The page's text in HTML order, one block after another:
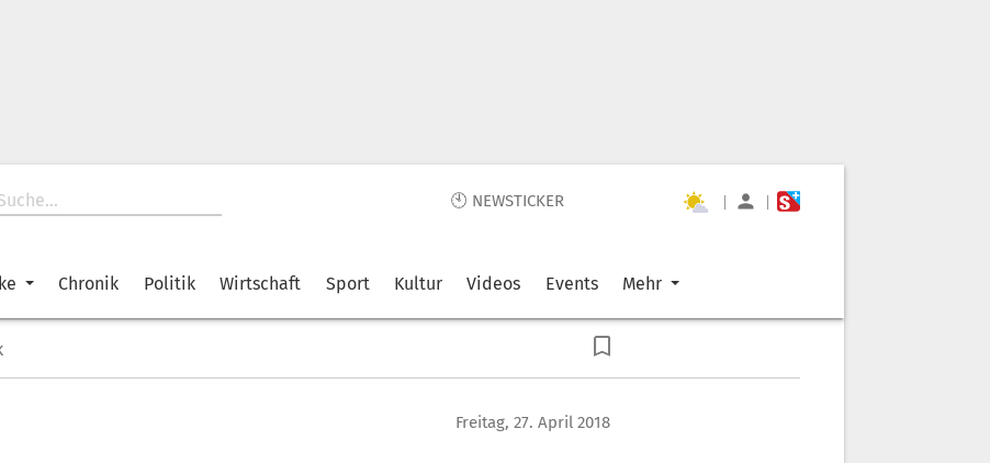
🕙 NEWSTICKER | |
Chronik Politik Wirtschaft Sport Kultur Videos Events Mehr
Freitag, 27. April 2018